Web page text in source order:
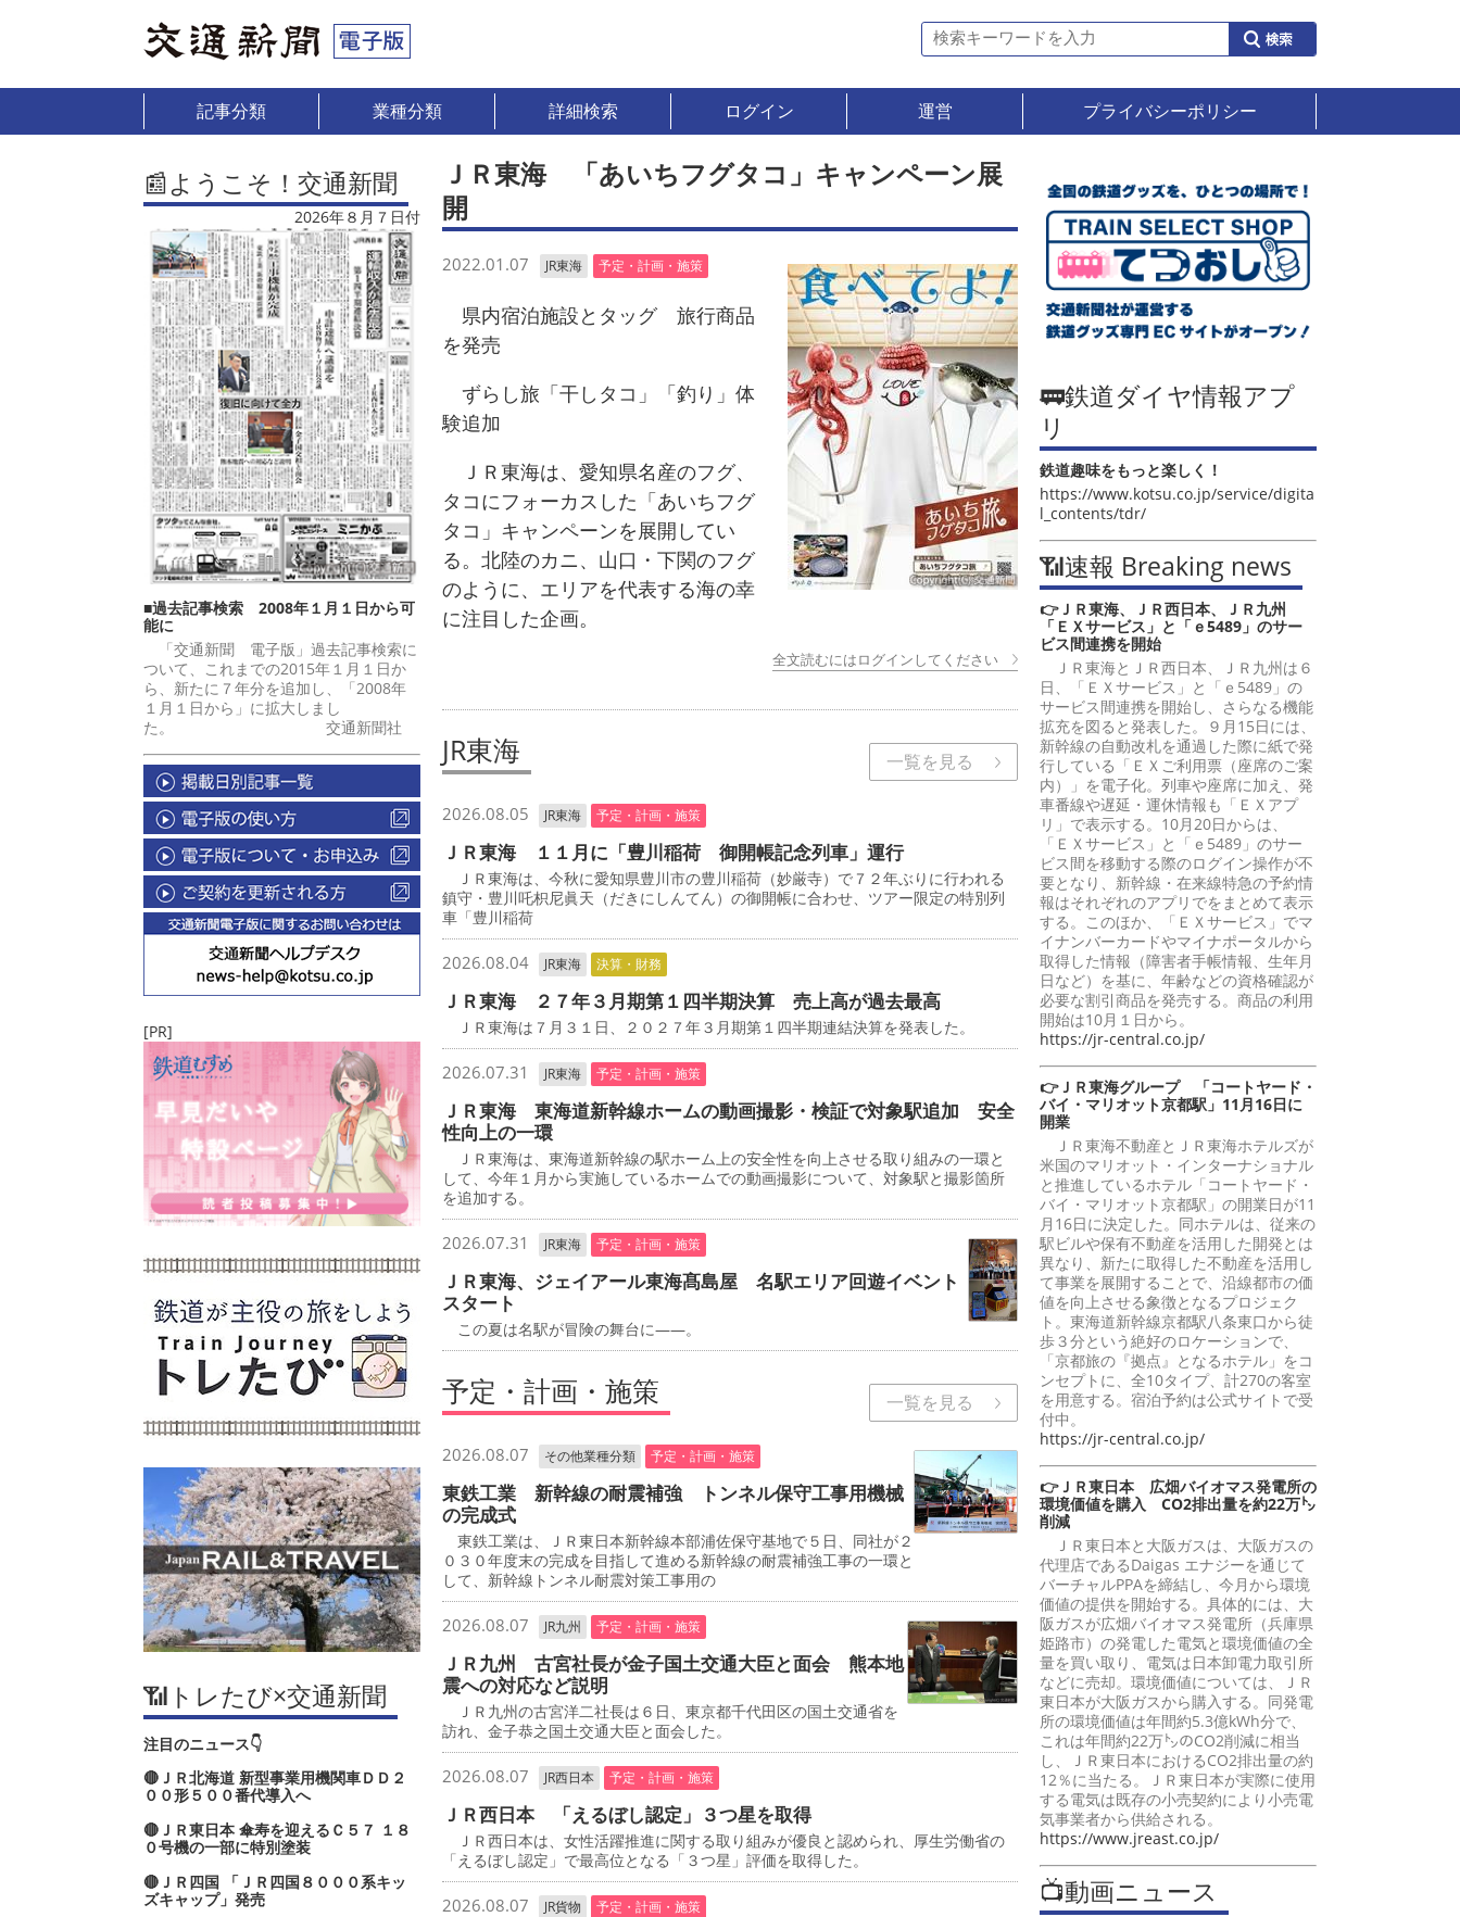
記事分類 業種分類 詳細検索 ログイン 運営 プライバシーポリシー
📰ようこそ！交通新聞
2026年８月７日付
■過去記事検索 2008年１月１日から可
能に
「交通新聞 電子版」過去記事検索に
ついて、これまでの2015年１月１日か
ら、新たに７年分を追加し、「2008年
１月１日から」に拡大しまし
た。 交通新聞社
[PR]
📶トレたび×交通新聞
注目のニュース👇
🔴ＪＲ北海道 新型事業用機関車ＤＤ２
００形５００番代導入へ
🔴ＪＲ東日本 傘寿を迎えるＣ５７ １８
０号機の一部に特別塗装
🔴ＪＲ四国 「ＪＲ四国８０００系キッ
ズキャップ」発売
ＪＲ東海 「あいちフグタコ」キャンペーン展
開
2022.01.07 JR東海 予定・計画・施策
県内宿泊施設とタッグ 旅行商品
を発売
ずらし旅「干しタコ」「釣り」体
験追加
ＪＲ東海は、愛知県名産のフグ、
タコにフォーカスした「あいちフグ
タコ」キャンペーンを展開してい
る。北陸のカニ、山口・下関のフグ
のように、エリアを代表する海の幸
に注目した企画。
全文読むにはログインしてください
JR東海 一覧を見る
2026.08.05 JR東海 予定・計画・施策
ＪＲ東海 １１月に「豊川稲荷 御開帳記念列車」運行
ＪＲ東海は、今秋に愛知県豊川市の豊川稲荷（妙厳寺）で７２年ぶりに行われる
鎮守・豊川吒枳尼眞天（だきにしんてん）の御開帳に合わせ、ツアー限定の特別列
車「豊川稲荷
2026.08.04 JR東海 決算・財務
ＪＲ東海 ２７年３月期第１四半期決算 売上高が過去最高
ＪＲ東海は７月３１日、２０２７年３月期第１四半期連結決算を発表した。
2026.07.31 JR東海 予定・計画・施策
ＪＲ東海 東海道新幹線ホームの動画撮影・検証で対象駅追加 安全
性向上の一環
ＪＲ東海は、東海道新幹線の駅ホーム上の安全性を向上させる取り組みの一環と
して、今年１月から実施しているホームでの動画撮影について、対象駅と撮影箇所
を追加する。
2026.07.31 JR東海 予定・計画・施策
ＪＲ東海、ジェイアール東海髙島屋 名駅エリア回遊イベント
スタート
この夏は名駅が冒険の舞台に――。
予定・計画・施策 一覧を見る
2026.08.07 その他業種分類 予定・計画・施策
東鉄工業 新幹線の耐震補強 トンネル保守工事用機械
の完成式
東鉄工業は、ＪＲ東日本新幹線本部浦佐保守基地で５日、同社が２
０３０年度末の完成を目指して進める新幹線の耐震補強工事の一環と
して、新幹線トンネル耐震対策工事用の
2026.08.07 JR九州 予定・計画・施策
ＪＲ九州 古宮社長が金子国土交通大臣と面会 熊本地
震への対応など説明
ＪＲ九州の古宮洋二社長は６日、東京都千代田区の国土交通省を
訪れ、金子恭之国土交通大臣と面会した。
2026.08.07 JR西日本 予定・計画・施策
ＪＲ西日本 「えるぼし認定」３つ星を取得
ＪＲ西日本は、女性活躍推進に関する取り組みが優良と認められ、厚生労働省の
「えるぼし認定」で最高位となる「３つ星」評価を取得した。
2026.08.07 JR貨物 予定・計画・施策
🚃鉄道ダイヤ情報アプ
リ
鉄道趣味をもっと楽しく！
https://www.kotsu.co.jp/service/digita
l_contents/tdr/
📶速報 Breaking news
👉ＪＲ東海、ＪＲ西日本、ＪＲ九州
「ＥＸサービス」と「ｅ5489」のサー
ビス間連携を開始
ＪＲ東海とＪＲ西日本、ＪＲ九州は６
日、「ＥＸサービス」と「ｅ5489」の
サービス間連携を開始し、さらなる機能
拡充を図ると発表した。９月15日には、
新幹線の自動改札を通過した際に紙で発
行している「ＥＸご利用票（座席のご案
内）」を電子化。列車や座席に加え、発
車番線や遅延・運休情報も「ＥＸアプ
リ」で表示する。10月20日からは、
「ＥＸサービス」と「ｅ5489」のサー
ビス間を移動する際のログイン操作が不
要となり、新幹線・在来線特急の予約情
報はそれぞれのアプリでをまとめて表示
する。このほか、「ＥＸサービス」でマ
イナンバーカードやマイナポータルから
取得した情報（障害者手帳情報、生年月
日など）を基に、年齢などの資格確認が
必要な割引商品を発売する。商品の利用
開始は10月１日から。
https://jr-central.co.jp/
👉ＪＲ東海グループ 「コートヤード・
バイ・マリオット京都駅」11月16日に
開業
ＪＲ東海不動産とＪＲ東海ホテルズが
米国のマリオット・インターナショナル
と推進しているホテル「コートヤード・
バイ・マリオット京都駅」の開業日が11
月16日に決定した。同ホテルは、従来の
駅ビルや保有不動産を活用した開発とは
異なり、新たに取得した不動産を活用し
て事業を展開することで、沿線都市の価
値を向上させる象徴となるプロジェク
ト。東海道新幹線京都駅八条東口から徒
歩３分という絶好のロケーションで、
「京都旅の『拠点』となるホテル」をコ
ンセプトに、全10タイプ、計270の客室
を用意する。宿泊予約は公式サイトで受
付中。
https://jr-central.co.jp/
👉ＪＲ東日本 広畑バイオマス発電所の
環境価値を購入 CO2排出量を約22万㌧
削減
ＪＲ東日本と大阪ガスは、大阪ガスの
代理店であるDaigas エナジーを通じて
バーチャルPPAを締結し、今月から環境
価値の提供を開始する。具体的には、大
阪ガスが広畑バイオマス発電所（兵庫県
姫路市）の発電した電気と環境価値の全
量を買い取り、電気は日本卸電力取引所
などに売却。環境価値については、ＪＲ
東日本が大阪ガスから購入する。同発電
所の環境価値は年間約5.3億kWh分で、
これは年間約22万㌧のCO2削減に相当
し、ＪＲ東日本におけるCO2排出量の約
12％に当たる。ＪＲ東日本が実際に使用
する電気は既存の小売契約により小売電
気事業者から供給される。
https://www.jreast.co.jp/
📺動画ニュース